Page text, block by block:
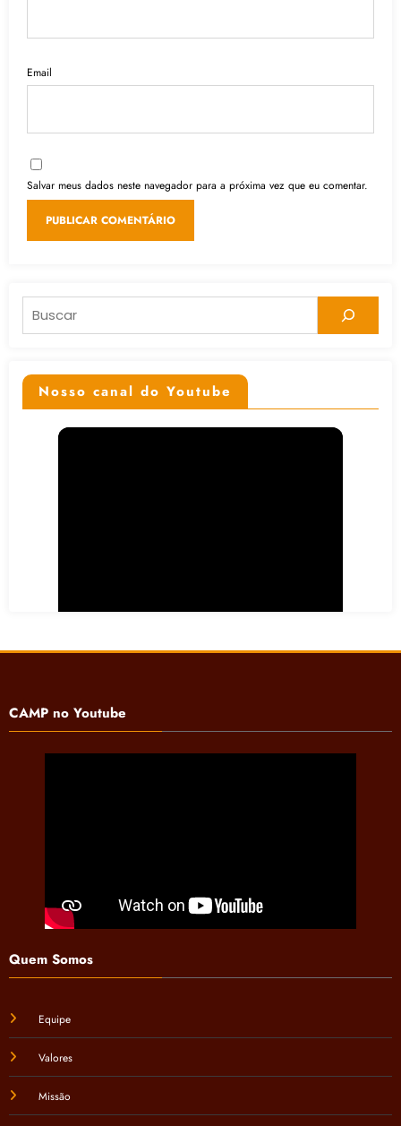
Email
Salvar meus dados neste navegador para a próxima vez que eu comentar.
Pesquisar
Nosso canal do Youtube
CAMP no Youtube
Quem Somos
Equipe
Valores
Missão